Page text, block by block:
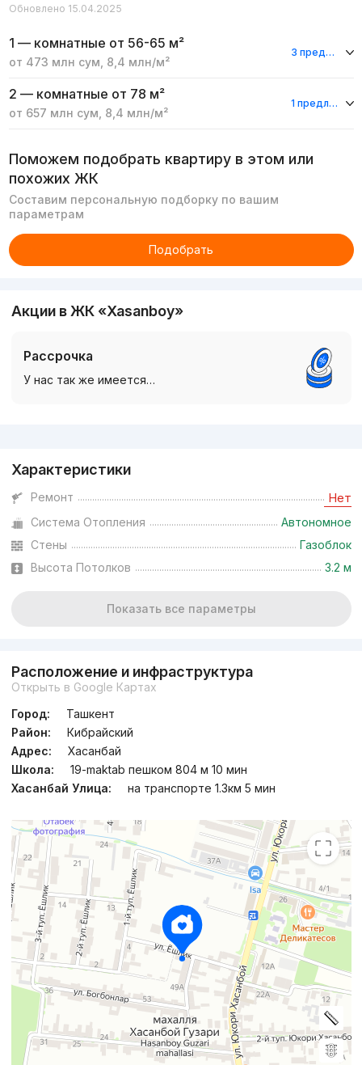
Обновлено 15.04.2025
1 — комнатные от 56-65 м²
от 473 млн сум 8,4 млн/м²
3 предложения
2 — комнатные от 78 м²
от 657 млн сум 8,4 млн/м²
1 предложение
Поможем подобрать квартиру в этом или
похожих ЖК
Составим персональную подборку по вашим
параметрам
Подобрать
Акции в ЖК «Xasanboy»
Рассрочка
У нас так же имеется…
Характеристики
Ремонт Нет
Система Отопления
Автономное
Стены
Газоблок
Высота Потолков
3.2 м
Показать все параметры
Расположение и инфраструктура
Открыть в Google Картах
Город:
Ташкент
Район:
Кибрайский
Адрес:
Хасанбай
Школа:
19-maktab пешком 804 м 10 мин
Хасанбай Улица:
на транспорте 1.3км 5 мин